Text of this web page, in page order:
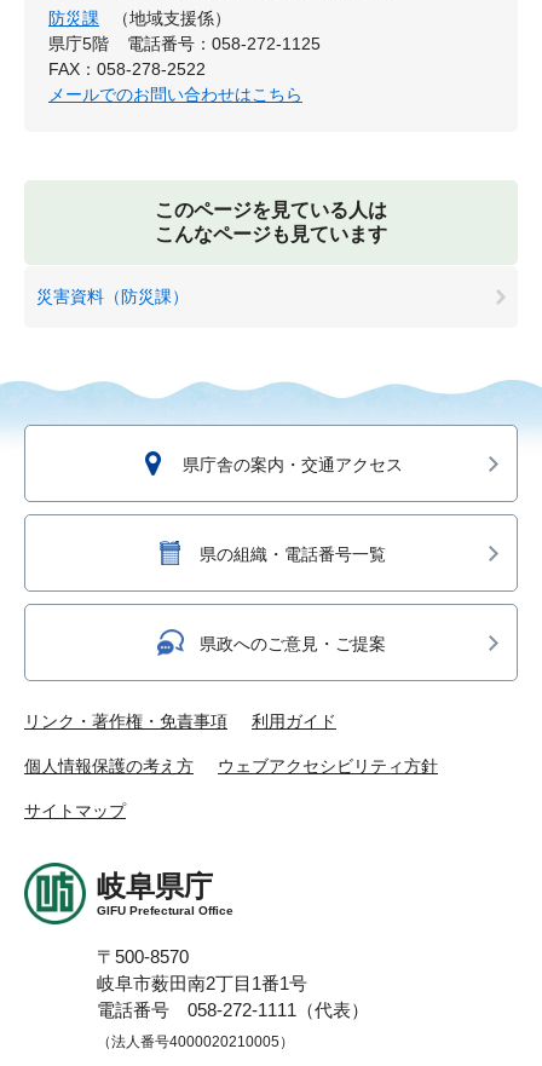
防災課
（地域支援係）
県庁5階
電話番号：058-272-1125
FAX：058-278-2522
メールでのお問い合わせはこちら
このページを見ている人は
こんなページも見ています
災害資料（防災課）
県庁舎の案内・交通アクセス
県の組織・電話番号一覧
県政へのご意見・ご提案
リンク・著作権・免責事項 利用ガイド
個人情報保護の考え方 ウェブアクセシビリティ方針
サイトマップ
岐阜県庁
GIFU Prefectural Office
〒500-8570
岐阜市薮田南2丁目1番1号
電話番号 058-272-1111（代表）
（法人番号4000020210005）